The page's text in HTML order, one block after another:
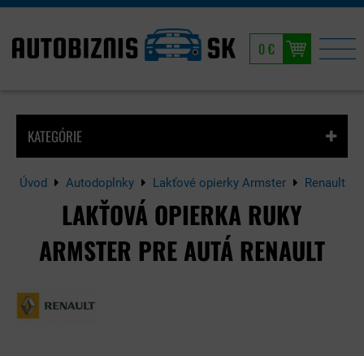
0 €
Úvod Autodoplnky Lakťové opierky Armster Renault
LAKŤOVÁ OPIERKA RUKY
ARMSTER PRE AUTÁ RENAULT
KATEGÓRIE